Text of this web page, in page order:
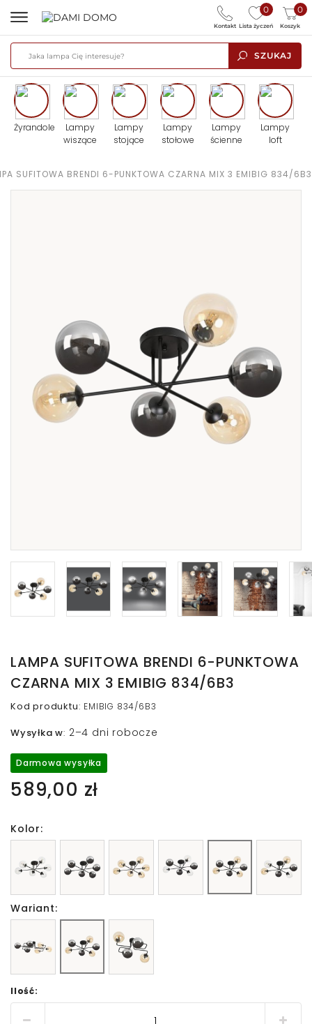
SZUKAJ
0
Lista życzeń
0
Koszyk
Kontakt
Żyrandole
Lampy
wiszące
Lampy
stojące
Lampy
stołowe
Lampy
ścienne
Lampy
loft
SUFITOWA BRENDI 6-PUNKTOWA CZARNA MIX 3 EMIBIG 834/6B3
LAMPA SUFITOWA BRENDI 6-PUNKTOWA
CZARNA MIX 3 EMIBIG 834/6B3
Kod produktu: EMIBIG 834/6B3
Wysyłka w: 2–4 dni robocze
Darmowa wysyłka
589,00 zł
Kolor:
Wariant:
Ilość: